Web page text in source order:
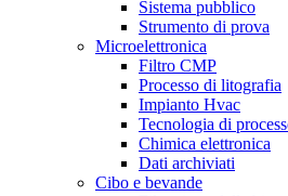
Sistema pubblico
Strumento di prova
Microelettronica
Filtro CMP
Processo di litografia
Impianto Hvac
Tecnologia di
Chimica elettronica
Dati archiviati
Cibo e bevande